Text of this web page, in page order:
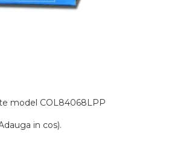
model COL84068LPP
in cos).